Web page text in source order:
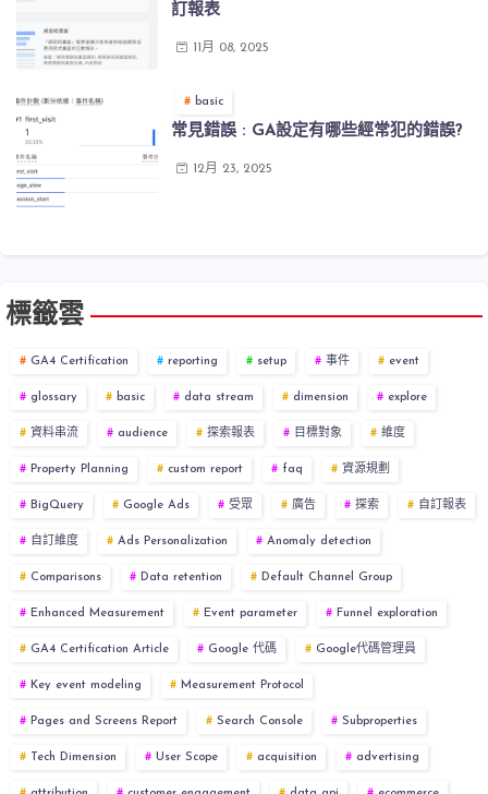
訂報表
11月 08, 2025
basic
常見錯誤 : GA設定有哪些經常犯的錯誤?
12月 23, 2025
標籤雲
GA4 Certification reporting setup 事件 event
glossary basic data stream dimension explore
資料串流 audience 探索報表 目標對象 維度
Property Planning custom report faq 資源規劃
BigQuery Google Ads 受眾 廣告 探索 自訂報表
自訂維度 Ads Personalization Anomaly detection
Comparisons Data retention Default Channel Group
Enhanced Measurement Event parameter Funnel exploration
GA4 Certification Article Google 代碼 Google代碼管理員
Key event modeling Measurement Protocol
Pages and Screens Report Search Console Subproperties
Tech Dimension User Scope acquisition advertising